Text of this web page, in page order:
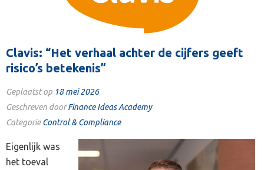
Clavis: “Het verhaal achter de cijfers geeft
risico’s betekenis”
Geplaatst op 18 mei 2026
Geschreven doorFinance Ideas Academy
CategorieControl & Compliance
Eigenlijk was
het toeval